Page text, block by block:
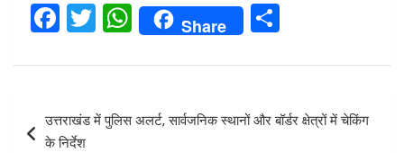
F
ce
o
T
tt
er
W
h
at
A
Share
ar
e
navigation
उत्तराखंड में पुलिस अलर्ट, सार्वजनिक स्थानों और बॉर्डर क्षेत्रों में चेकिंग
के निर्देश